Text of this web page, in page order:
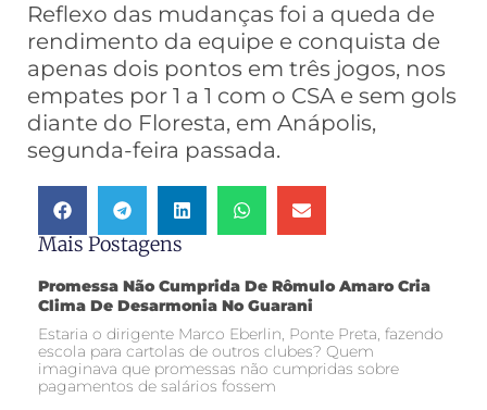
Reflexo das mudanças foi a queda de
rendimento da equipe e conquista de
apenas dois pontos em três jogos, nos
empates por 1 a 1 com o CSA e sem gols
diante do Floresta, em Anápolis,
segunda-feira passada.
Mais Postagens
Promessa Não Cumprida De Rômulo Amaro Cria
Clima De Desarmonia No Guarani
Estaria o dirigente Marco Eberlin, Ponte Preta, fazendo
escola para cartolas de outros clubes? Quem
imaginava que promessas não cumpridas sobre
pagamentos de salários fossem